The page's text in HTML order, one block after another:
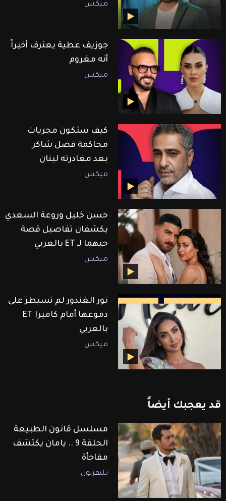
ميكس
جوزيف عطية يعترف أخيراً
أنه مغروم
ميكس
كيف ستكون مجريات
محاكمة فضل شاكر
بعد مغادرته لبنان
ميكس
حسن خليل وروعة السعدي
يكشفان تفاصيل قصة
حبهما لـ ET بالعربي
ميكس
نور الغندور لم تسيطر على
دموعها أمام كاميرا ET
بالعربي
ميكس
قد يعجبك أيضاً
مسلسل قانون الطبيعة
الحلقة 9 .. يامان يكتشف
مفاجأة
تليفزيون